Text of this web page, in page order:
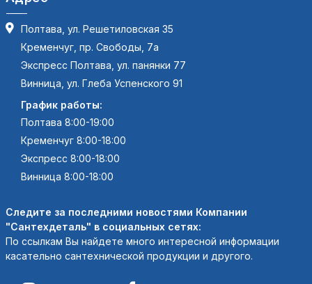
Полтава, ул. Решетиловская 35
Кременчуг, пр. Свободы, 7а
Экспресс Полтава, ул. панянки 77
Винница, ул. Глеба Успенского 91
График работы:
Полтава 8:00-19:00
Кременчуг 8:00-18:00
Экспресс 8:00-18:00
Винница 8:00-18:00
Следите за последними новостями Компании
"Сантехдеталь" в социальных сетях:
По ссылкам Вы найдете много интересной информации
касательно сантехнической продукции и другого.